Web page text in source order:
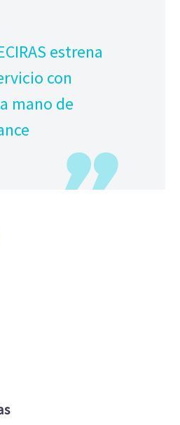
estrena
con
mano de